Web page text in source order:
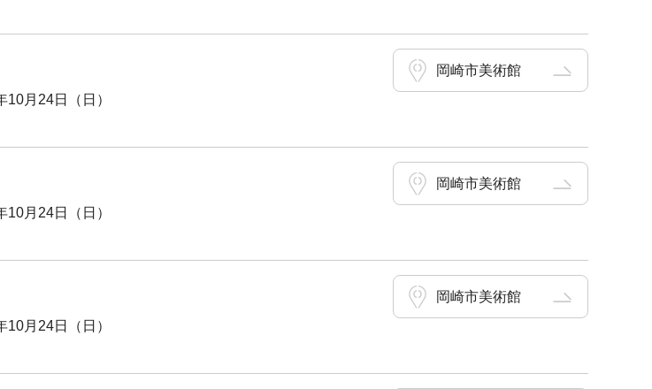
月24日（日）
岡崎市美術館
月24日（日）
岡崎市美術館
月24日（日）
岡崎市美術館